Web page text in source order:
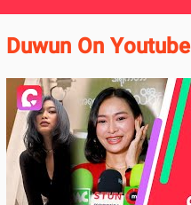
Duwun On Youtube